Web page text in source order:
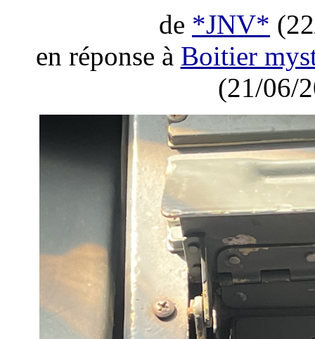
de *JNV*
en réponse à Boitier
(21/06/